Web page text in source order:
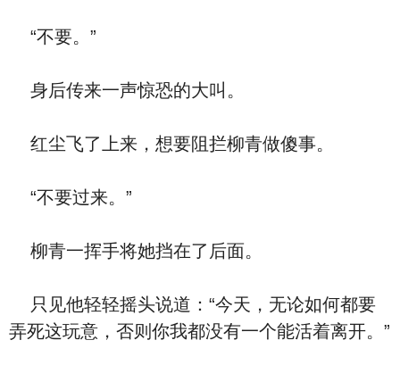
“不要。”
身后传来一声惊恐的大叫。
红尘飞了上来，想要阻拦柳青做傻事。
“不要过来。”
柳青一挥手将她挡在了后面。
只见他轻轻摇头说道：“今天，无论如何都要
弄死这玩意，否则你我都没有一个能活着离开。”